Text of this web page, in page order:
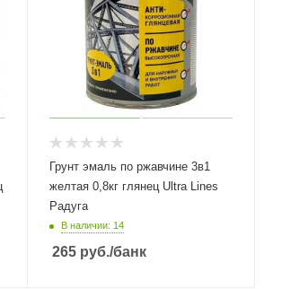
Грунт эмаль по ржавчине 3в1
желтая 0,8кг глянец Ultra Lines
Радуга
В наличии: 14
265 руб./банк